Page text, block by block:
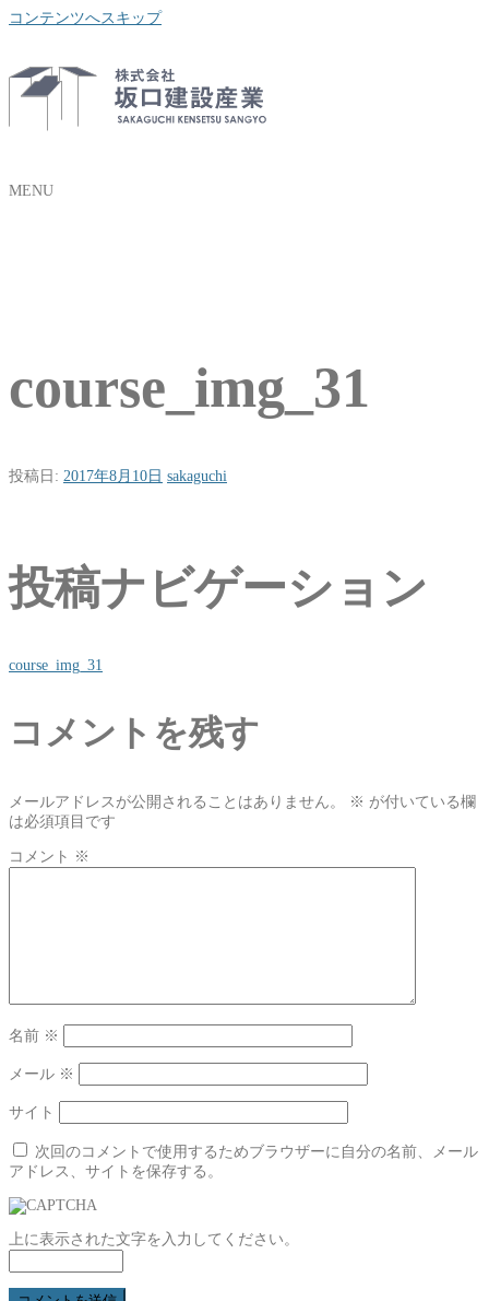
コンテンツへスキップ
MENU
course_img_31
投稿日: 2017年8月10日 sakaguchi
投稿ナビゲーション
course_img_31
コメントを残す
メールアドレスが公開されることはありません。 ※ が付いている欄
は必須項目です
コメント ※
名前 ※
メール ※
サイト
次回のコメントで使用するためブラウザーに自分の名前、メール
アドレス、サイトを保存する。
上に表示された文字を入力してください。